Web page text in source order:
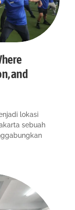
and
lokasi
sebuah